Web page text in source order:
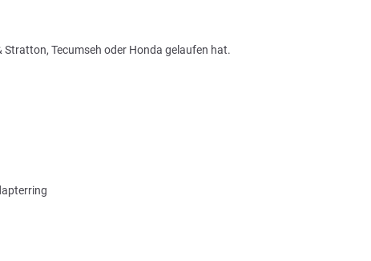
Stratton, Tecumseh oder Honda gelaufen hat.